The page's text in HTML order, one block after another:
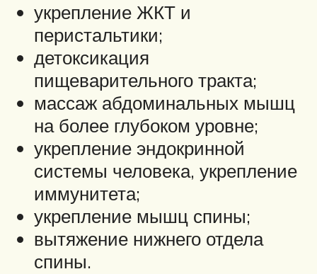
укрепление ЖКТ и
перистальтики;
детоксикация
пищеварительного тракта;
массаж абдоминальных мышц
на более глубоком уровне;
укрепление эндокринной
системы человека, укрепление
иммунитета;
укрепление мышц спины;
вытяжение нижнего отдела
спины.